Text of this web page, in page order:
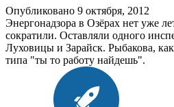
Опубликовано 9 октября, 2012
Энергонадзора в Озёрах нет уже
сократили. Оставляли одного
Луховицы и Зарайск. Рыбакова,
типа "ты то работу найдешь".